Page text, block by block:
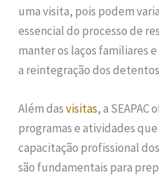
uma visita, pois podem
essencial do processo de
manter os laços familiares
a reintegração dos
Além dasvisitas, a
programas e atividades
capacitação profissional
são fundamentais para